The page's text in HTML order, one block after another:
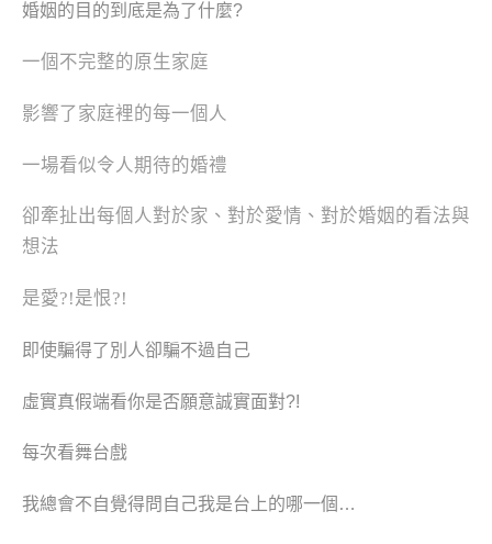
婚姻的目的到底是為了什麼?
一個不完整的原生家庭
影響了家庭裡的每一個人
一場看似令人期待的婚禮
卻牽扯出每個人對於家、對於愛情、對於婚姻的看法與
想法
是愛?!是恨?!
即使騙得了別人卻騙不過自己
虛實真假端看你是否願意誠實面對?!
每次看舞台戲
我總會不自覺得問自己我是台上的哪一個…